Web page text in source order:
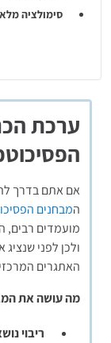
סימולציה
ערכת הכנה
תרגוליםבכל
3 סימולציות
ערכת
אם אתם בדרך
המבחנים
מועמדים רבים,
ולכן לפני
האתגרים
מה עושה את
ריבוי